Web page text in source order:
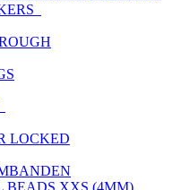
LOCKED
BEADS XXS (4MM)